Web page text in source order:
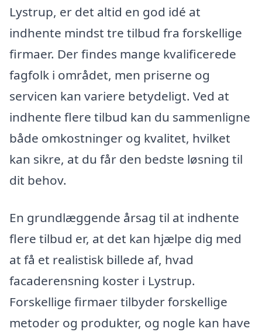
Lystrup, er det altid en god idé at
indhente mindst tre tilbud fra forskellige
firmaer. Der findes mange kvalificerede
fagfolk i området, men priserne og
servicen kan variere betydeligt. Ved at
indhente flere tilbud kan du sammenligne
både omkostninger og kvalitet, hvilket
kan sikre, at du får den bedste løsning til
dit behov.
En grundlæggende årsag til at indhente
flere tilbud er, at det kan hjælpe dig med
at få et realistisk billede af, hvad
facaderensning koster i Lystrup.
Forskellige firmaer tilbyder forskellige
metoder og produkter, og nogle kan have